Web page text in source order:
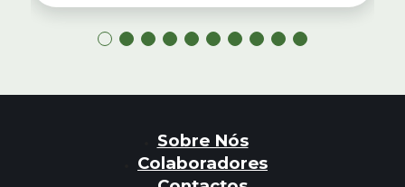
Sobre Nós
Colaboradores